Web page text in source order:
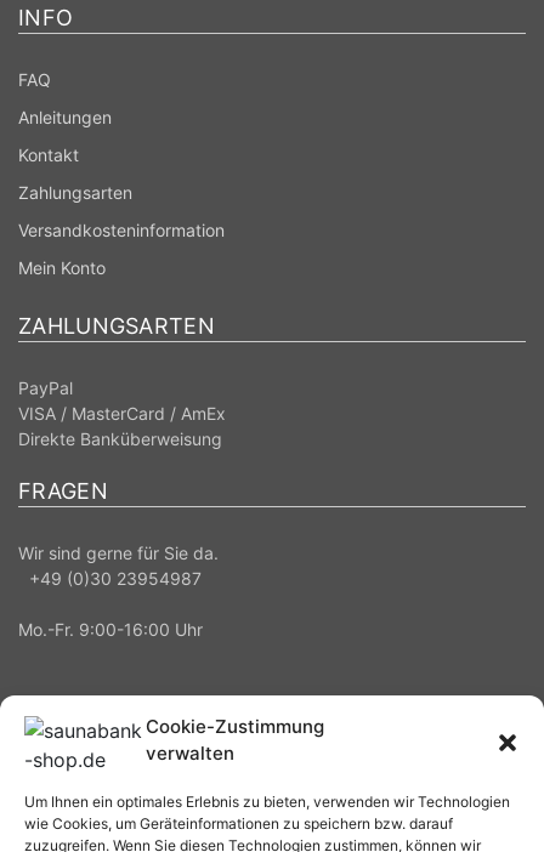
Cookie-Zustimmung
verwalten
Um Ihnen ein optimales Erlebnis zu bieten, verwenden wir Technologien
wie Cookies, um Geräteinformationen zu speichern bzw. darauf
zuzugreifen. Wenn Sie diesen Technologien zustimmen, können wir
INFO
FAQ
Anleitungen
Kontakt
Zahlungsarten
Versandkosteninformation
Mein Konto
ZAHLUNGSARTEN
PayPal
VISA / MasterCard / AmEx
Direkte Banküberweisung
FRAGEN
Wir sind gerne für Sie da.
+49 (0)30 23954987
Mo.-Fr. 9:00-16:00 Uhr